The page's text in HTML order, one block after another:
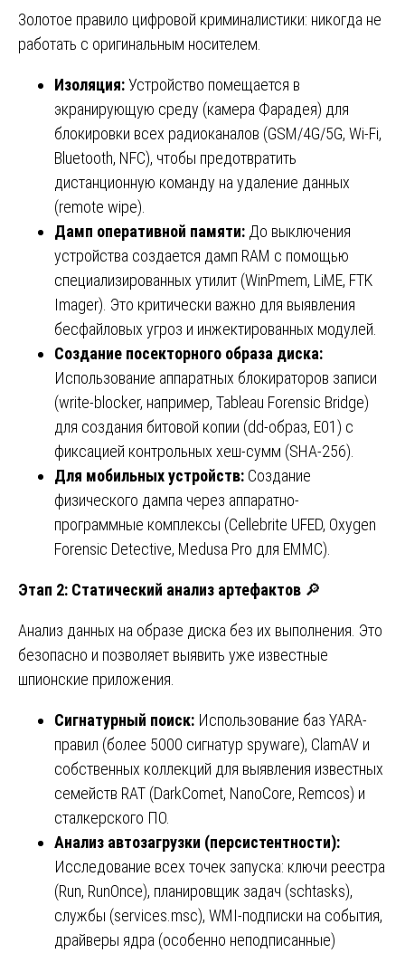
Золотое правило цифровой криминалистики: никогда не
работать с оригинальным носителем.
Изоляция:Устройство помещается в
экранирующую среду (камера Фарадея) для
блокировки всех радиоканалов (GSM/4G/5G, Wi-Fi,
Bluetooth, NFC), чтобы предотвратить
дистанционную команду на удаление данных
(remote wipe).
Дамп оперативной памяти: До выключения
устройства создается дамп RAM с помощью
специализированных утилит (WinPmem, LiME, FTK
Imager). Это критически важно для выявления
бесфайловых угроз и инжектированных модулей.
Создание посекторного образа диска:
Использование аппаратных блокираторов записи
(write-blocker, например, Tableau Forensic Bridge)
для создания битовой копии (dd-образ, E01) с
фиксацией контрольных хеш-сумм (SHA-256).
Для мобильных устройств: Создание
физического дампа через аппаратно-
программные комплексы (Cellebrite UFED, Oxygen
Forensic Detective, Medusa Pro для EMMC).
Этап 2: Статический анализ артефактов 🔎
Анализ данных на образе диска без их выполнения. Это
безопасно и позволяет выявить уже известные
шпионские приложения.
Сигнатурный поиск: Использование баз YARA-
правил (более 5000 сигнатур spyware), ClamAV и
собственных коллекций для выявления известных
семейств RAT (DarkComet, NanoCore, Remcos) и
сталкерского ПО.
Анализ автозагрузки (персистентности):
Исследование всех точек запуска: ключи реестра
(Run, RunOnce), планировщик задач (schtasks),
службы (services.msc), WMI-подписки на события,
драйверы ядра (особенно неподписанные)